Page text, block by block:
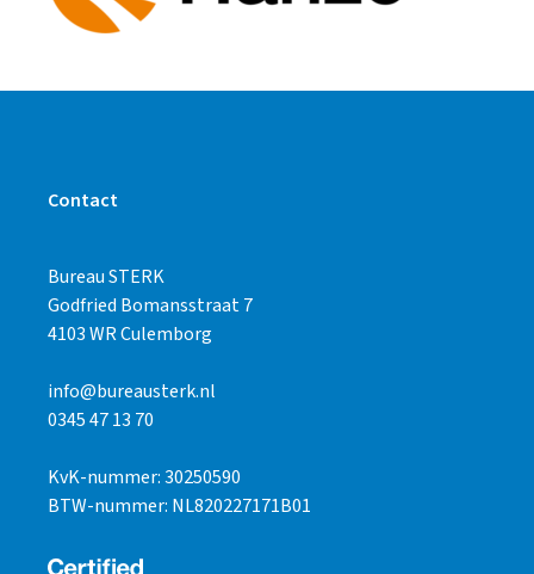
Contact
Bureau STERK
Godfried Bomansstraat 7
4103 WR Culemborg
info@bureausterk.nl
0345 47 13 70
KvK-nummer: 30250590
BTW-nummer: NL820227171B01